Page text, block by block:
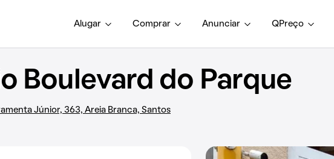
Alugar Comprar Anunciar QPreço
Boulevard do Parque
Júnior, 363, Areia Branca, Santos